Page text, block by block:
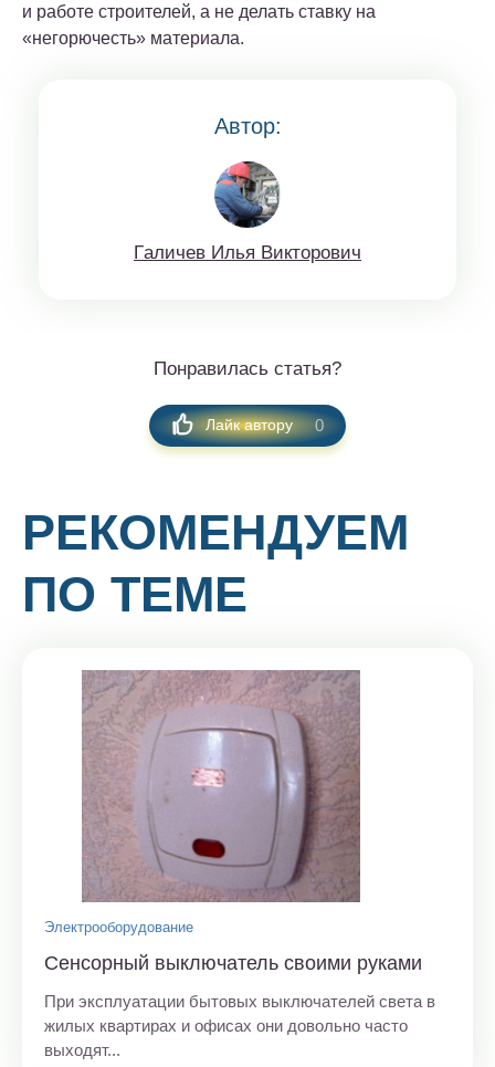
и работе строителей, а не делать ставку на
«негорючесть» материала.
Автор:
Гaличeв Илья Виктoрoвич
Понравилась статья?
Лайк автору 0
РЕКОМЕНДУЕМ
ПО ТЕМЕ
Электрооборудование
Сенсорный выключатель своими руками
При эксплуатации бытовых выключателей света в
жилых квартирах и офисах они довольно часто
выходят...